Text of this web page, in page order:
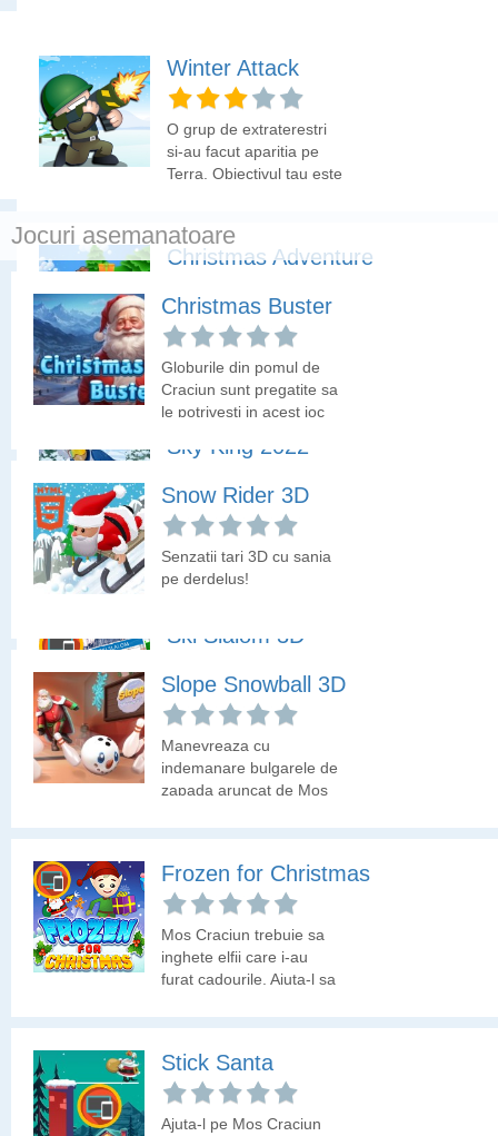
Winter Attack
O grup de extraterestri
si-au facut aparitia pe
Terra. Obiectivul tau este
Christmas Adventure
Mos Craciun trebuie sa
colecteze cadourile, dar
trebuie sa ocoleasca
inamicii!
Sky King 2022
Iti doresti sa fii campionul
anului 2022 la schi?
Parcurge traseul pana la
final evitand obstacolele
calificativul de mare
Ski Slalom 3D
Faci schi alpin si trebuie
sa scoti un timp cat mai
bun pentru a castiga
medalia de aur. Cu banii
castigati cumpara
In acest joc vom folosi mouse-ul. Obiectivul tau este sa
lovesti pinguinul cu ursul polar. Foloseste obiectele care le ai
la dispozitie si aseaza-le in asa fel incat ursul sa ajunga sa
loveasca pinguinii. Urmareste tutorialul (instructiuni) de la
inceputul jocului.
Jocuri asemanatoare
Christmas Buster
Globurile din pomul de
Craciun sunt pregatite sa
le potrivesti in acest joc
Snow Rider 3D
Senzatii tari 3D cu sania
pe derdelus!
Slope Snowball 3D
Manevreaza cu
indemanare bulgarele de
zapada aruncat de Mos
Frozen for Christmas
Mos Craciun trebuie sa
inghete elfii care i-au
furat cadourile. Ajuta-l sa
Stick Santa
Ajuta-l pe Mos Craciun